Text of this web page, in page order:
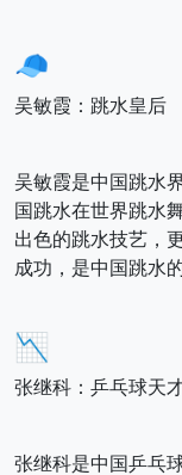
🧢
吴敏霞：跳水皇后
吴敏霞是中国跳水
国跳水在世界跳水
出色的跳水技艺，
成功，是中国跳水的
📉
张继科：乒乓球天
张继科是中国乒乓